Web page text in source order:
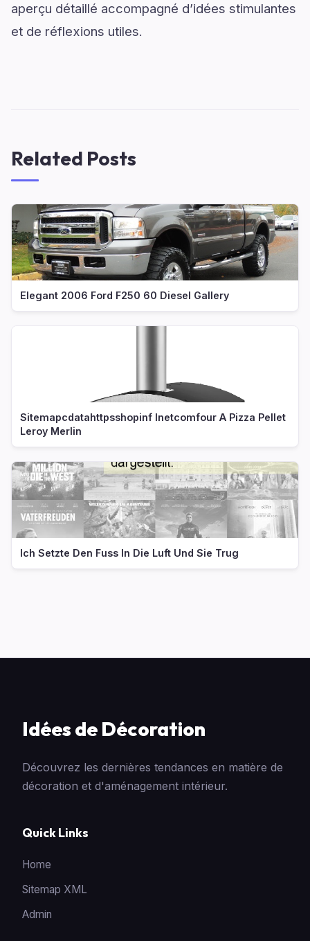
aperçu détaillé accompagné d’idées stimulantes
et de réflexions utiles.
Related Posts
Elegant 2006 Ford F250 60 Diesel Gallery
Sitemapcdatahttpsshopinf Inetcomfour A Pizza Pellet
Leroy Merlin
Ich Setzte Den Fuss In Die Luft Und Sie Trug
Idées de Décoration
Découvrez les dernières tendances en matière de
décoration et d'aménagement intérieur.
Quick Links
Home
Sitemap XML
Admin